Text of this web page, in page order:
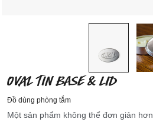
OVAL TIN BASE & LID
Đồ dùng phòng tắm
Một sản phẩm không thể đơn giản hơn